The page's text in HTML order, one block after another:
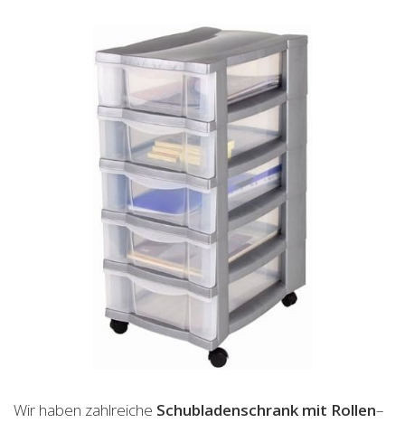
Wir haben zahlreiche Schubladenschrank mit Rollen–